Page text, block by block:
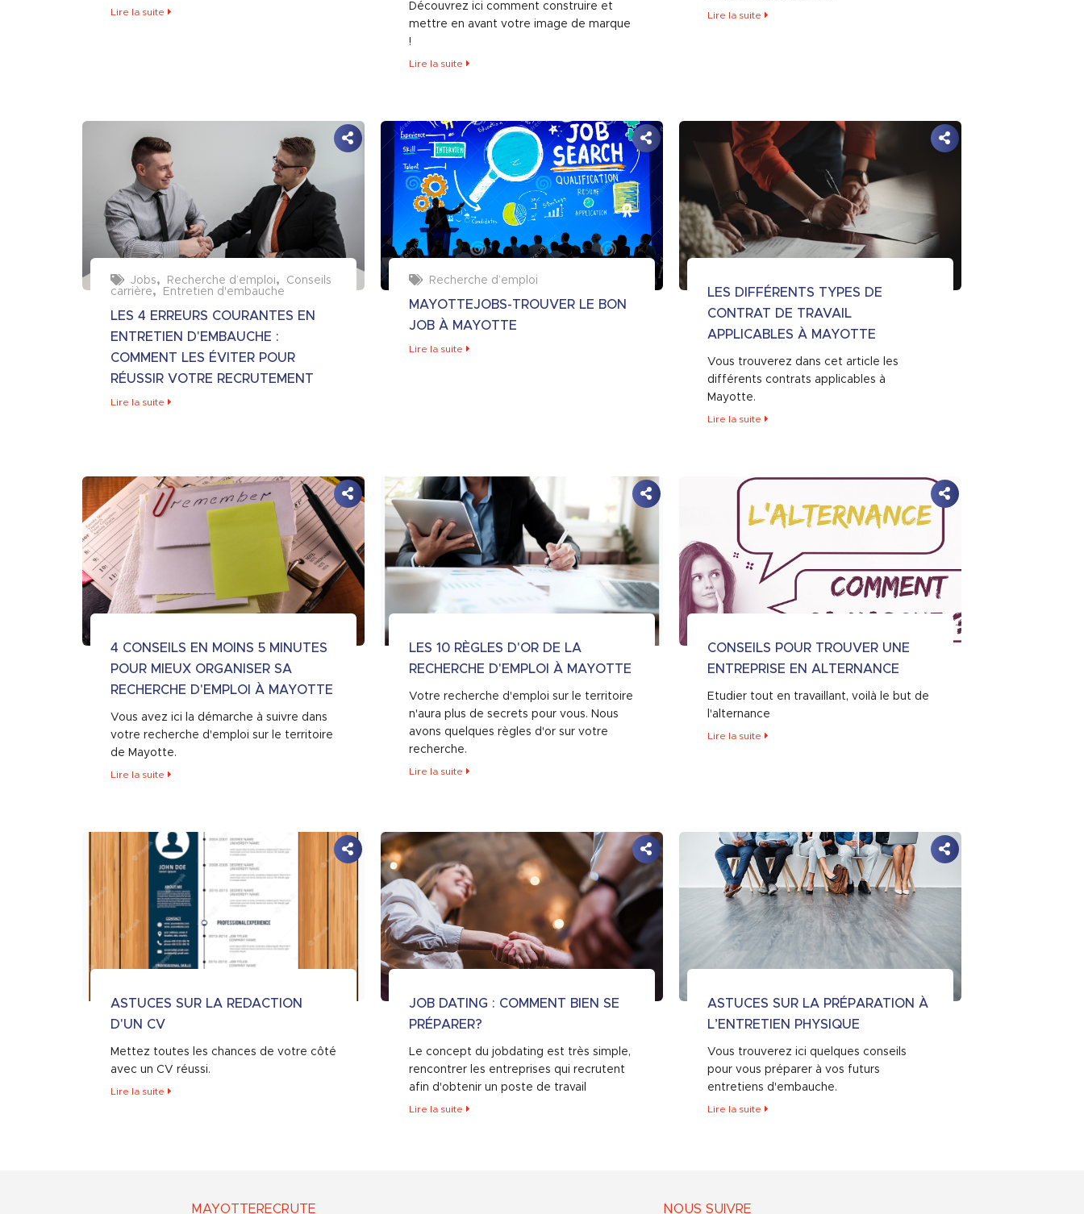
Lire la suite
Découvrez ici comment construire et
mettre en avant votre image de marque
!
Lire la suite
Lire la suite
Jobs Recherche d’emploi
Conseils
carrière
Entretien d'embauche
LES 4 ERREURS COURANTES EN
ENTRETIEN D'EMBAUCHE :
COMMENT LES ÉVITER POUR
RÉUSSIR VOTRE RECRUTEMENT
Lire la suite
Recherche d’emploi
MAYOTTEJOBS-TROUVER LE BON
JOB À MAYOTTE
Lire la suite
LES DIFFÉRENTS TYPES DE
CONTRAT DE TRAVAIL
APPLICABLES À MAYOTTE
Vous trouverez dans cet article les
différents contrats applicables à
Mayotte.
Lire la suite
4 CONSEILS EN MOINS 5 MINUTES
POUR MIEUX ORGANISER SA
RECHERCHE D'EMPLOI À MAYOTTE
Vous avez ici la démarche à suivre dans
votre recherche d'emploi sur le territoire
de Mayotte.
Lire la suite
LES 10 RÈGLES D'OR DE LA
RECHERCHE D'EMPLOI À MAYOTTE
Votre recherche d'emploi sur le territoire
n'aura plus de secrets pour vous. Nous
avons quelques règles d'or sur votre
recherche.
Lire la suite
CONSEILS POUR TROUVER UNE
ENTREPRISE EN ALTERNANCE
Etudier tout en travaillant, voilà le but de
l'alternance
Lire la suite
ASTUCES SUR LA REDACTION
D'UN CV
Mettez toutes les chances de votre côté
avec un CV réussi.
Lire la suite
JOB DATING : COMMENT BIEN SE
PRÉPARER?
Le concept du jobdating est très simple,
rencontrer les entreprises qui recrutent
afin d'obtenir un poste de travail
Lire la suite
ASTUCES SUR LA PRÉPARATION À
L’ENTRETIEN PHYSIQUE
Vous trouverez ici quelques conseils
pour vous préparer à vos futurs
entretiens d'embauche.
Lire la suite
MAYOTTERECRUTE NOUS SUIVRE